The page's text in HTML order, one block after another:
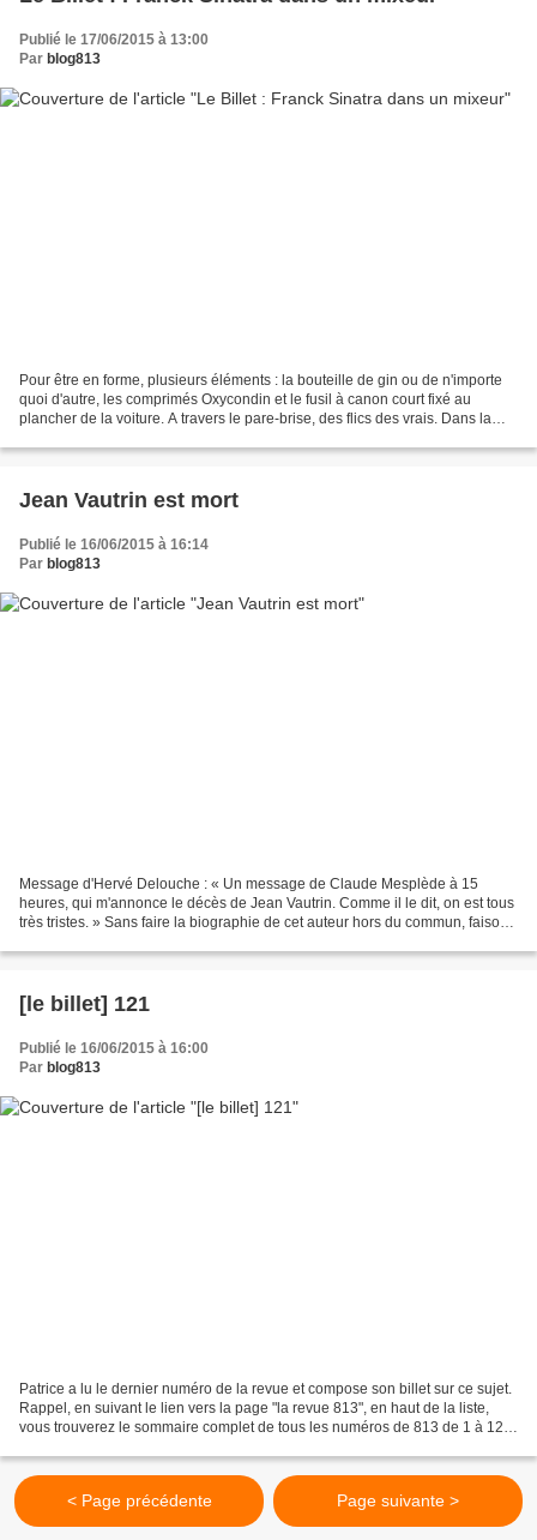
Publié le 17/06/2015 à 13:00
Par blog813
Pour être en forme, plusieurs éléments : la bouteille de gin ou de n'importe
quoi d'autre, les comprimés Oxycondin et le fusil à canon court fixé au
plancher de la voiture. A travers le pare-brise, des flics des vrais. Dans la
Jean Vautrin est mort
Publié le 16/06/2015 à 16:14
Par blog813
Message d'Hervé Delouche : « Un message de Claude Mesplède à 15
heures, qui m'annonce le décès de Jean Vautrin. Comme il le dit, on est tous
très tristes. » Sans faire la biographie de cet auteur hors du commun, faisons
[le billet] 121
Publié le 16/06/2015 à 16:00
Par blog813
Patrice a lu le dernier numéro de la revue et compose son billet sur ce sujet.
Rappel, en suivant le lien vers la page "la revue 813", en haut de la liste,
vous trouverez le sommaire complet de tous les numéros de 813 de 1 à 121
< Page précédente Page suivante >